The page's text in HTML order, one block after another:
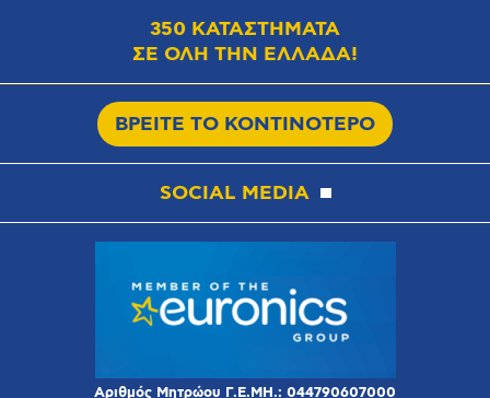
350 ΚΑΤΑΣΤΗΜΑΤΑ
ΣΕ ΟΛΗ ΤΗΝ ΕΛΛΑΔΑ!
ΒΡΕΙΤΕ ΤΟ ΚΟΝΤΙΝΟΤΕΡΟ
SOCIAL MEDIA